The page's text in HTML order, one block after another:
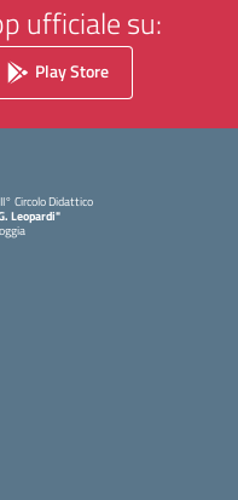
ufficiale su:
Play Store
Circolo Didattico
Leopardi"
— Visita la pagina iniziale della scuola